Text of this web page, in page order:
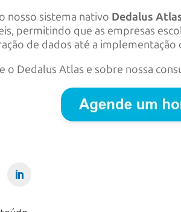
nosso sistema nativo Dedalus
permitindo que as empresas
de dados até a implementação
o Dedalus Atlas e sobre nossa